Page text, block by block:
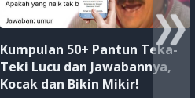
Kumpulan 50+ Pantun Teka-
Teki Lucu dan Jawabannya,
Kocak dan Bikin Mikir!